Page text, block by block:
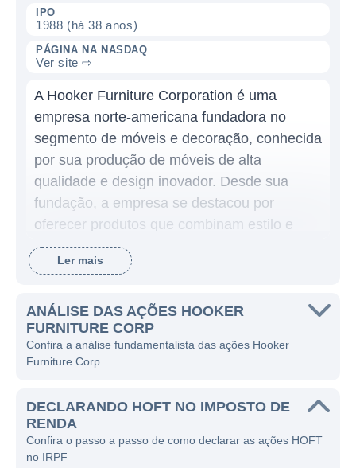
IPO
1988 (há 38 anos)
PÁGINA NA NASDAQ
Ver site ⇨
A Hooker Furniture Corporation é uma
empresa norte-americana fundadora no
segmento de móveis e decoração, conhecida
por sua produção de móveis de alta
qualidade e design inovador. Desde sua
fundação, a empresa se destacou por
oferecer produtos que combinam estilo e
funcionalidade, atendendo a uma ampla
gama de consumidores e necessidades de
A Hooker Furniture se dedica principalmente
à fabricação e comercialização de móveis
para diversos ambientes, incluindo sala de
Com uma proposta centrada na qualidade e
na estética, a empresa busca proporcionar
soluções práticas e elegantes para a
Ler mais
ANÁLISE DAS AÇÕES HOOKER
FURNITURE CORP
Confira a análise fundamentalista das ações Hooker
Furniture Corp
DECLARANDO HOFT NO IMPOSTO DE
RENDA
Confira o passo a passo de como declarar as ações HOFT
no IRPF